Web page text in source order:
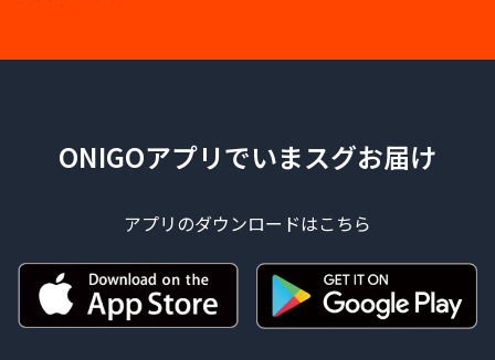
ONIGOアプリでいまスグお届け
アプリのダウンロードはこちら